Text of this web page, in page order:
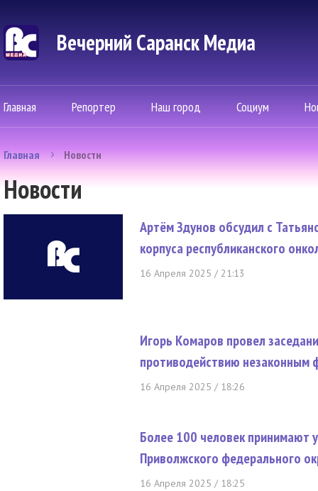
Вечерний Саранск Mедиа
Главная Репортер Наш город Социум
Главная Новости
Новости
Артём Здунов обсудил с
корпуса республиканского
16 Апреля 2025 / 21:13
Игорь Комаров провел
противодействию незаконным
16 Апреля 2025 / 18:26
Более 100 человек принимают
Приволжского федерального
16 Апреля 2025 / 18:25